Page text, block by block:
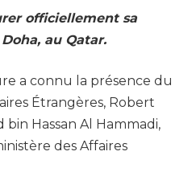
officiellement sa
au Qatar.
a connu la présence du
Étrangères, Robert
bin Hassan Al Hammadi,
des Affaires